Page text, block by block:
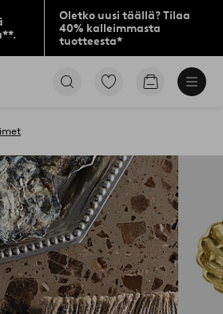
Oletko uusi täällä? Tilaa
40% kalleimmasta
tuotteesta*
Siirry
Siirry